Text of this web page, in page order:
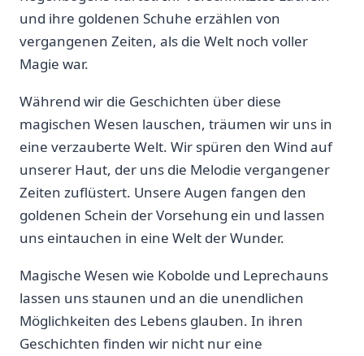
und ihre goldenen Schuhe erzählen von
vergangenen ⁣Zeiten,‌ als⁤ die Welt noch voller
Magie war.
Während wir die Geschichten ‍über diese
magischen Wesen lauschen, träumen‍ wir uns in
eine verzauberte​ Welt. Wir⁤ spüren den Wind ‍auf
unserer ⁤Haut,⁤ der uns die Melodie vergangener
Zeiten zuflüstert. Unsere ⁢Augen fangen den
goldenen⁢ Schein der⁤ Vorsehung ein⁢ und lassen⁢
uns eintauchen ⁢in eine Welt ‍der Wunder.
Magische Wesen wie​ Kobolde und Leprechauns
lassen uns⁣ staunen und an die unendlichen
Möglichkeiten des⁢ Lebens glauben.⁢ In ihren
Geschichten finden wir nicht nur eine ​